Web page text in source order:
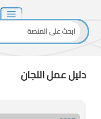
دليل عمل اللجان